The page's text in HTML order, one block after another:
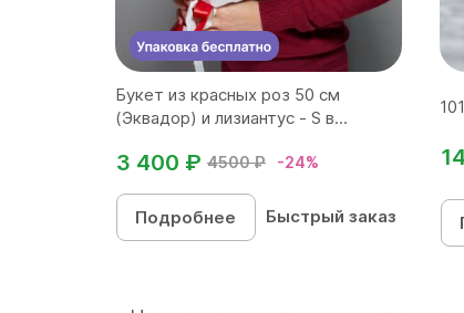
Букет из красных роз 50 см
(Эквадор) и лизиантус - S в...
4500 ₽ -24%
3 400 ₽
Подробнее Быстрый заказ